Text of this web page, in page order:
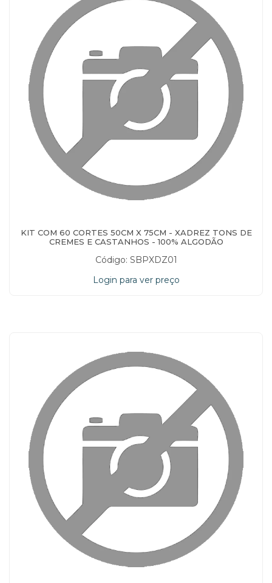
KIT COM 60 CORTES 50CM X 75CM - XADREZ TONS DE
CREMES E CASTANHOS - 100% ALGODÃO
Código: SBPXDZ01
Login para ver preço